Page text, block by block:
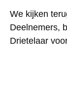
We kijken
Deelnemers,
Drietelaar